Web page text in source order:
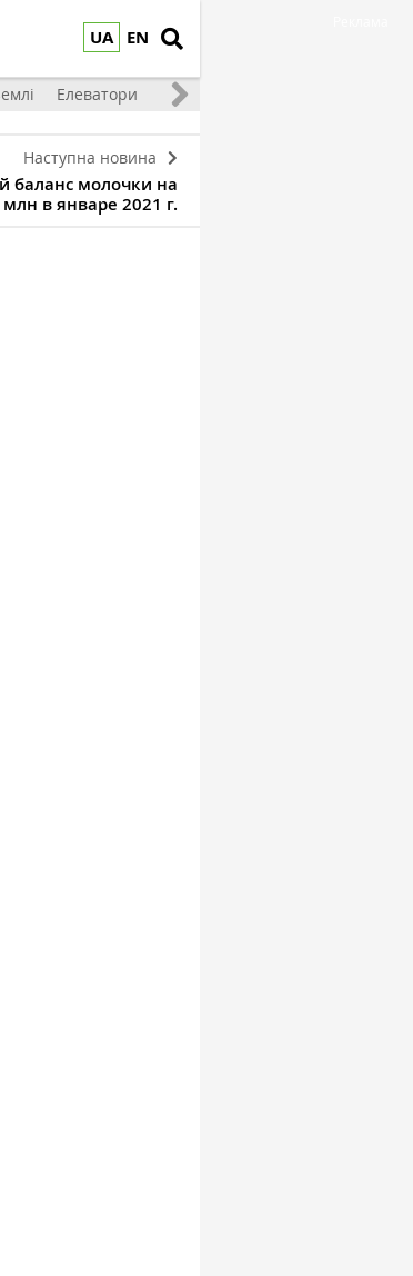
UA EN
Елеватори Тваринництво
Наступна новина
баланс молочки на
в январе 2021 г.